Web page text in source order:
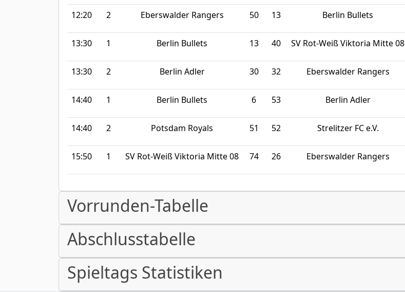
12:20 2 Eberswalder Rangers 50 13 Berlin Bullets
13:30 1 Berlin Bullets 13 40 SV Rot-Weiß Viktoria Mitte 08
13:30 2 Berlin Adler 30 32 Eberswalder Rangers
14:40 1 Berlin Bullets 6 53 Berlin Adler
14:40 2 Potsdam Royals 51 52 Strelitzer FC e.V.
15:50 1 SV Rot-Weiß Viktoria Mitte 08 74 26 Eberswalder Rangers
Vorrunden-Tabelle
Abschlusstabelle
Spieltags Statistiken